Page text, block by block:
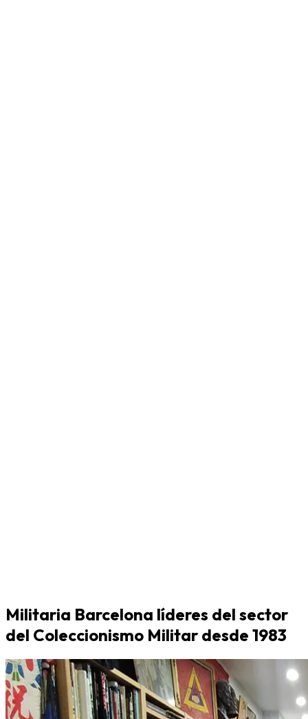
Militaria Barcelona líderes del sector
del Coleccionismo Militar desde 1983